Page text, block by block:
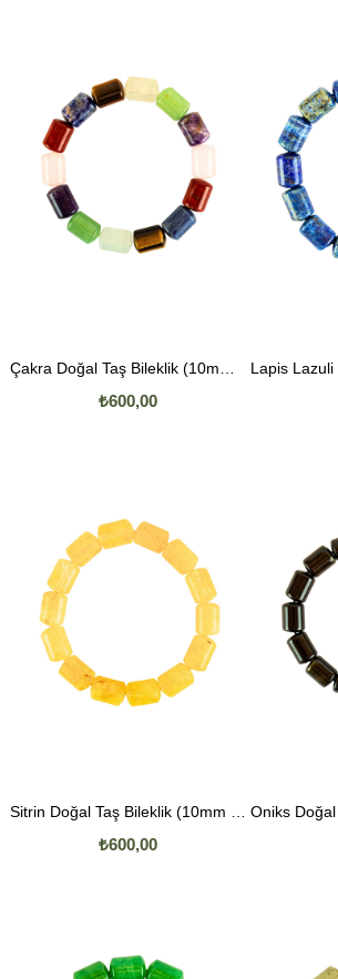
Çakra Doğal Taş Bileklik (10mm Boru Kesim)
₺600,00
₺600,00